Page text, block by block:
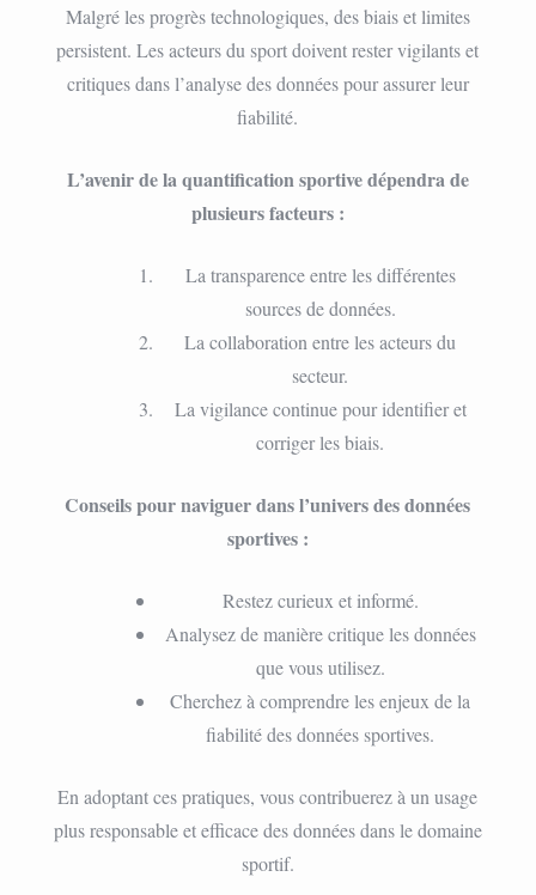
Malgré les progrès technologiques, des biais et limites
persistent. Les acteurs du sport doivent rester vigilants et
critiques dans l’analyse des données pour assurer leur
fiabilité.
L’avenir de la quantification sportive dépendra de
plusieurs facteurs :
La transparence entre les différentes
sources de données.
La collaboration entre les acteurs du
secteur.
La vigilance continue pour identifier et
corriger les biais.
Conseils pour naviguer dans l’univers des données
sportives :
Restez curieux et informé.
Analysez de manière critique les données
que vous utilisez.
Cherchez à comprendre les enjeux de la
fiabilité des données sportives.
En adoptant ces pratiques, vous contribuerez à un usage
plus responsable et efficace des données dans le domaine
sportif.